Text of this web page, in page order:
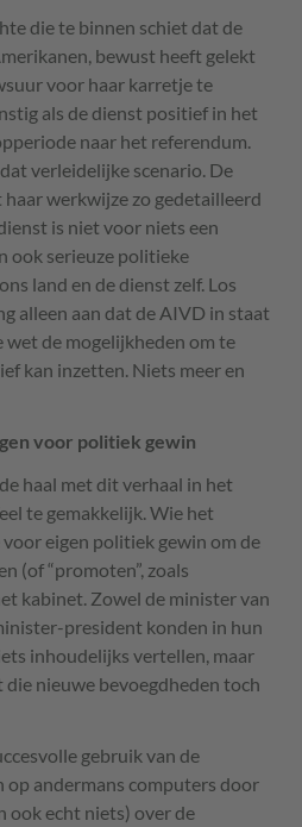
die te binnen schiet dat de
bewust heeft gelekt
voor haar karretje te
als de dienst positief in het
naar het referendum.
verleidelijke scenario. De
werkwijze zo gedetailleerd
is niet voor niets een
ook serieuze politieke
land en de dienst zelf. Los
alleen aan dat de AIVD in staat
wet de mogelijkheden om te
kan inzetten. Niets meer en
voor politiek gewin
haal met dit verhaal in het
te gemakkelijk. Wie het
eigen politiek gewin om de
(of “promoten”, zoals
kabinet. Zowel de minister van
president konden in hun
inhoudelijks vertellen, maar
nieuwe bevoegdheden toch
gebruik van de
op andermans computers door
ook echt niets) over de